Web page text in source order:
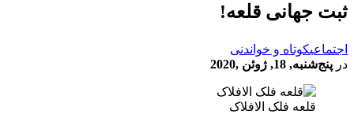
ثبت جهانی قلعه!
اجتماعیکوتاه و خواندنی
در پنج‌شنبه, 18, ژوئن ,2020
قلعه فلک الافلاک